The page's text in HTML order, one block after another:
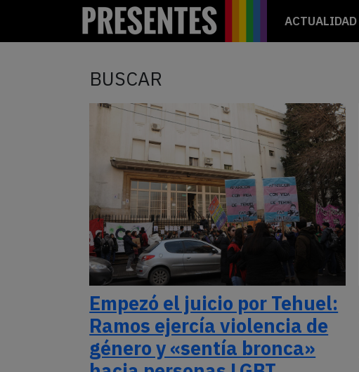
ACTUALIDAD
BUSCAR
Empezó el juicio por Tehuel:
Ramos ejercía violencia de
género y «sentía bronca»